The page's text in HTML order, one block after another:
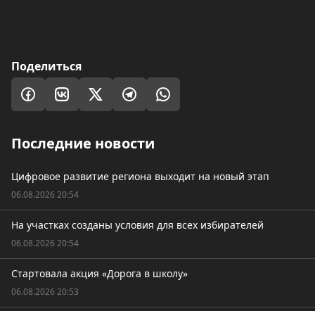
Поделиться
Последние новости
Цифровое развитие региона выходит на новый этап
06.08.2026 20:54
На участках созданы условия для всех избирателей
06.08.2026 20:54
Стартовала акция «Дорога в школу»
06.08.2026 20:53